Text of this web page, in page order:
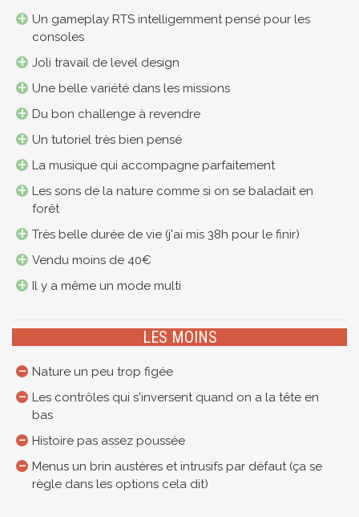
Un gameplay RTS intelligemment pensé pour les
consoles
Joli travail de level design
Une belle variété dans les missions
Du bon challenge à revendre
Un tutoriel très bien pensé
La musique qui accompagne parfaitement
Les sons de la nature comme si on se baladait en
forêt
Très belle durée de vie (j'ai mis 38h pour le finir)
Vendu moins de 40€
Il y a même un mode multi
LES MOINS
Nature un peu trop figée
Les contrôles qui s'inversent quand on a la tête en
bas
Histoire pas assez poussée
Menus un brin austères et intrusifs par défaut (ça se
règle dans les options cela dit)